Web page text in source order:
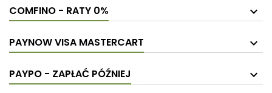
COMFINO - RATY 0%
PAYNOW VISA MASTERCART
PAYPO - ZAPŁAĆ PÓŹNIEJ